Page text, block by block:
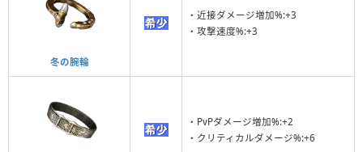
冬の腕輪
・近接ダメージ増加%:+3
・攻撃速度%:+3
・PvPダメージ増加%:+2
・クリティカルダメージ%:+6